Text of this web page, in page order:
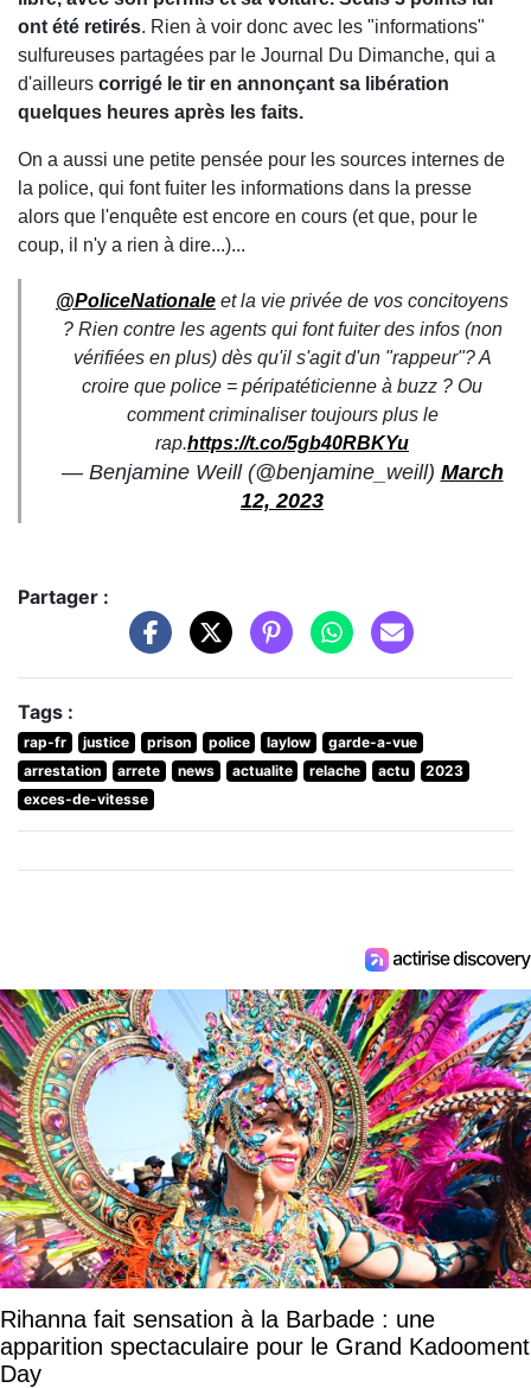
ont été retirés. Rien à voir donc avec les "informations"
sulfureuses partagées par le Journal Du Dimanche, qui a
d'ailleurs corrigé le tir en annonçant sa libération
quelques heures après les faits.
On a aussi une petite pensée pour les sources internes de
la police, qui font fuiter les informations dans la presse
alors que l'enquête est encore en cours (et que, pour le
coup, il n'y a rien à dire...)...
@PoliceNationale et la vie privée de vos concitoyens
? Rien contre les agents qui font fuiter des infos (non
vérifiées en plus) dès qu'il s'agit d'un "rappeur"? A
croire que police = péripatéticienne à buzz ? Ou
comment criminaliser toujours plus le
rap.https://t.co/5gb40RBKYu
— Benjamine Weill (@benjamine_weill) March
12, 2023
Partager :
Tags :
rap-fr justice prison police laylow
garde-a-vue
arrestation
arrete news actualite relache actu
2023
exces-de-vitesse
Rihanna fait sensation à la Barbade : une
apparition spectaculaire pour le Grand Kadooment
Day